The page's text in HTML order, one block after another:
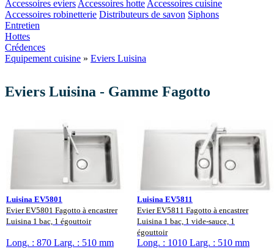
Accessoires eviers Accessoires hotte Accessoires cuisine
Accessoires robinetterie Distributeurs de savon Siphons
Entretien
Hottes
Crédences
Equipement cuisine » Eviers Luisina
Eviers Luisina - Gamme Fagotto
Luisina EV5801
Evier EV5801 Fagotto à encastrer
Luisina 1 bac, 1 égouttoir
Long. : 870 Larg. : 510 mm
Luisina EV5811
Evier EV5811 Fagotto à encastrer
Luisina 1 bac, 1 vide-sauce, 1
égouttoir
Long. : 1010 Larg. : 510 mm